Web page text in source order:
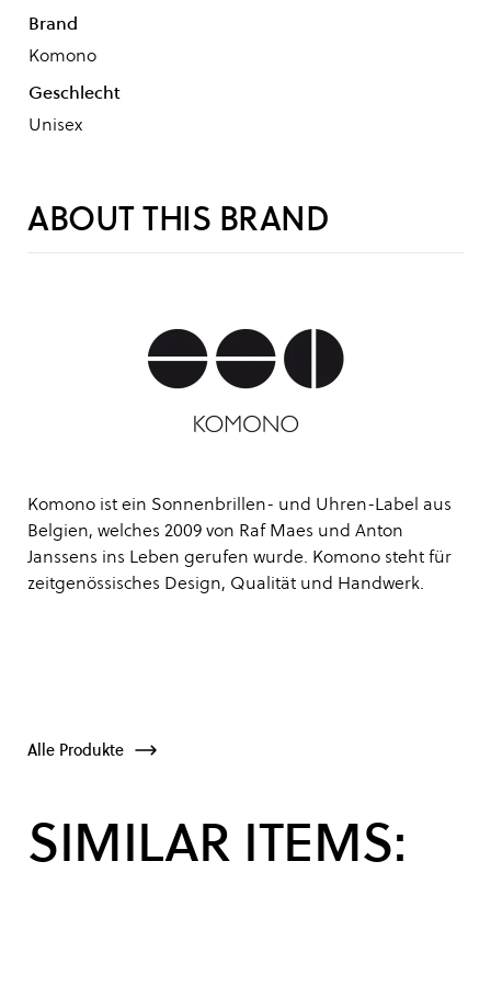
Brand
Komono
Geschlecht
Unisex
ABOUT THIS BRAND
Komono ist ein Sonnenbrillen- und Uhren-Label aus
Belgien, welches 2009 von Raf Maes und Anton
Janssens ins Leben gerufen wurde. Komono steht für
zeitgenössisches Design, Qualität und Handwerk.
Alle Produkte
SIMILAR ITEMS: